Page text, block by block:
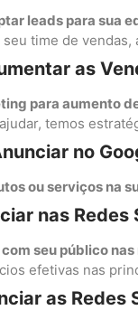
leads para sua
time de
as
para aumento
temos
no
ou serviços na
nas Redes
seu público
efetivas nas
as Redes